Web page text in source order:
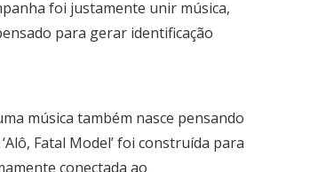
foi justamente unir música,
para gerar identificação
música também nasce pensando
Fatal Model’ foi construída para
conectada ao